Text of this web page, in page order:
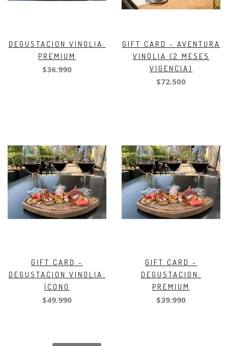
DEGUSTACION VINOLIA:
PREMIUM
$36.990
GIFT CARD - AVENTURA
VINOLIA (2 MESES
VIGENCIA)
$72.500
GIFT CARD -
DEGUSTACION VINOLIA:
ÍCONO
$49.990
GIFT CARD -
DEGUSTACION:
PREMIUM
$39.990